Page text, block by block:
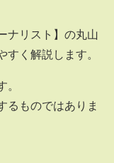
ナリスト】の丸山
すく解説します。
。
るものではありま